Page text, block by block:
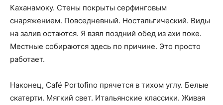
Каханамоку. Стены покрыты серфинговым
снаряжением. Повседневный. Ностальгический. Виды
на залив остаются. Я взял поздний обед из ахи поке.
Местные собираются здесь по причине. Это просто
работает.
Наконец, Café Portofino прячется в тихом углу. Белые
скатерти. Мягкий свет. Итальянские классики. Живая